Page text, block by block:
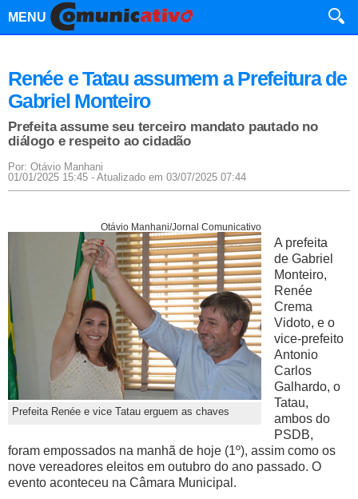
MENU
Renée e Tatau assumem a Prefeitura de
Gabriel Monteiro
Prefeita assume seu terceiro mandato pautado no
diálogo e respeito ao cidadão
Por: Otávio Manhani
01/01/2025 15:45 - Atualizado em 03/07/2025 07:44
Otávio Manhani/Jornal Comunicativo
Prefeita Renée e vice Tatau erguem as chaves
A prefeita
de Gabriel
Monteiro,
Renée
Crema
Vidoto, e o
vice-prefeito
Antonio
Carlos
Galhardo, o
Tatau,
ambos do
PSDB,
foram empossados na manhã de hoje (1º), assim como os
nove vereadores eleitos em outubro do ano passado. O
evento aconteceu na Câmara Municipal.